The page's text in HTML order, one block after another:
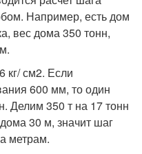
Например, есть дом
вес дома 350 тонн,
кг/ см2. Если
600 мм, то один
Делим 350 т на 17 тонн
30 м, значит шаг
метрам.